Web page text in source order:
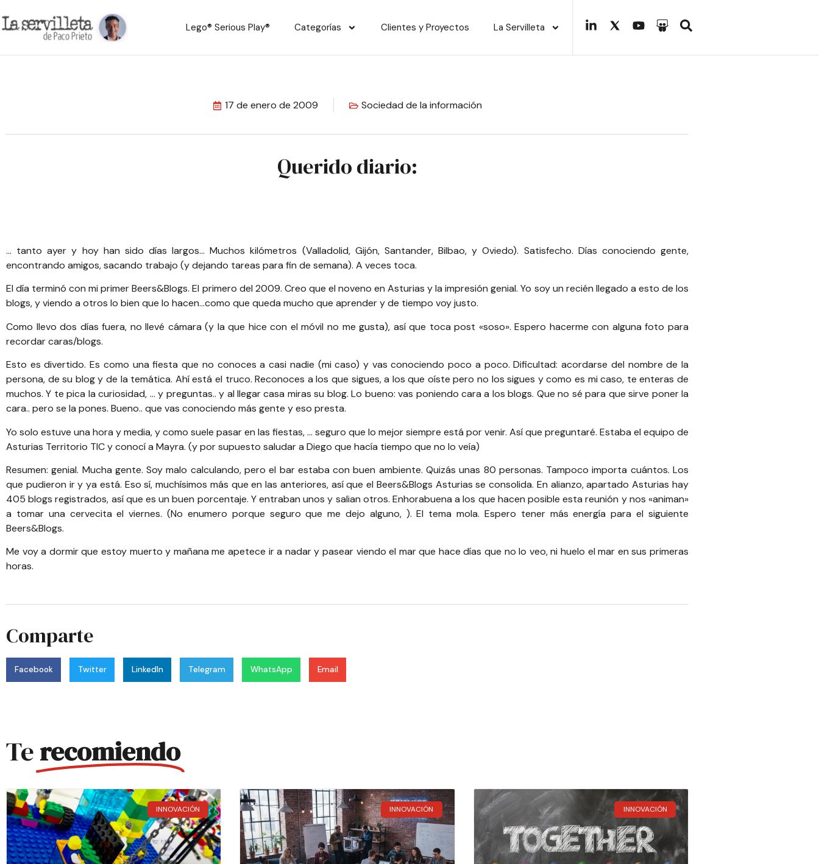
Lego® Serious Play® Categorías Clientes y Proyectos La Servilleta
17 de enero de 2009 Sociedad de la información
Querido diario:
… tanto ayer y hoy han sido días largos… Muchos kilómetros (Valladolid, Gijón, Santander, Bilbao, y Oviedo). Satisfecho. Días conociendo gente,
encontrando amigos, sacando trabajo (y dejando tareas para fin de semana). A veces toca.
El día terminó con mi primer Beers&Blogs. El primero del 2009. Creo que el noveno en Asturias y la impresión genial. Yo soy un recién llegado a esto de los
blogs, y viendo a otros lo bien que lo hacen…como que queda mucho que aprender y de tiempo voy justo.
Como llevo dos días fuera, no llevé cámara (y la que hice con el móvil no me gusta), así que toca post «soso». Espero hacerme con alguna foto para
recordar caras/blogs.
Esto es divertido. Es como una fiesta que no conoces a casi nadie (mi caso) y vas conociendo poco a poco. Dificultad: acordarse del nombre de la
persona, de su blog y de la temática. Ahí está el truco. Reconoces a los que sigues, a los que oíste pero no los sigues y como es mi caso, te enteras de
muchos. Y te pica la curiosidad, … y preguntas.. y al llegar casa miras su blog. Lo bueno: vas poniendo cara a los blogs. Que no sé para que sirve poner la
cara.. pero se la pones. Bueno.. que vas conociendo más gente y eso presta.
Yo solo estuve una hora y media, y como suele pasar en las fiestas, … seguro que lo mejor siempre está por venir. Así que preguntaré. Estaba el equipo de
Asturias Territorio TICy conocí a Mayra. (y por supuesto saludar a Diego que hacía tiempo que no lo veía)
Resumen: genial. Mucha gente. Soy malo calculando, pero el bar estaba con buen ambiente. Quizás unas 80 personas. Tampoco importa cuántos. Los
que pudieron ir y ya está. Eso sí, muchísimos más que en las anteriores, así que el Beers&Blogs Asturias se consolida. En alianzo, apartado Asturias hay
405 blogs registrados, así que es un buen porcentaje. Y entraban unos y salian otros. Enhorabuena a los que hacen posible esta reunión y nos «animan»
a tomar una cervecita el viernes. (No enumero porque seguro que me dejo alguno, ). El tema mola. Espero tener más energía para el siguiente
Beers&Blogs.
Me voy a dormir que estoy muerto y mañana me apetece ir a nadar y pasear viendo el mar que hace días que no lo veo, ni huelo el mar en sus primeras
horas.
Comparte
Facebook Twitter LinkedIn Telegram WhatsApp Email
Terecomiendo
INNOVACIÓN INNOVACIÓN INNOVACIÓN